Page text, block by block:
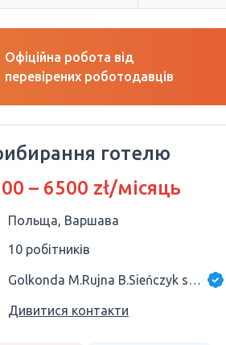
Офіційна робота від
перевірених роботодавців
готелю
– 6500 zł/місяць
Польща, Варшава
10 робітників
Golkonda M.Rujna B.Sieńczyk sp.j.
Дивитися контакти